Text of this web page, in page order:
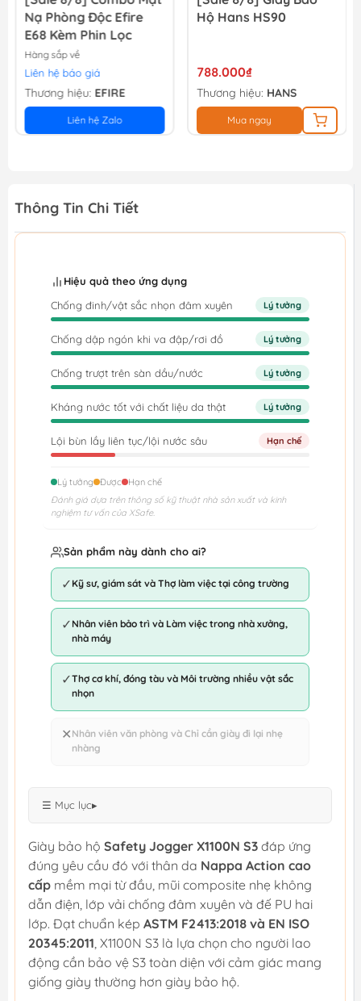
Nạ Phòng Độc Efire
E68 Kèm Phin Lọc
Hàng sắp về
Liên hệ báo giá
Thương hiệu: EFIRE
Liên hệ Zalo
Hộ Hans HS90
788.000₫
Thương hiệu: HANS
Mua ngay
Thông Tin Chi Tiết
Hiệu quả theo ứng dụng
Chống đinh/vật sắc nhọn đâm xuyên
Lý tưởng
Chống dập ngón khi va đập/rơi đồ Lý tưởng
Chống trượt trên sàn dầu/nước Lý tưởng
Kháng nước tốt với chất liệu da thật Lý tưởng
Lội bùn lầy liên tục/lội nước sâu Hạn chế
Lý tưởng Được
Hạn chế
Đánh giá dựa trên thông số kỹ thuật nhà sản xuất và kinh
nghiệm tư vấn của XSafe.
Sản phẩm này dành cho ai?
✓ Kỹ sư, giám sát và Thợ làm việc tại công trường
✓ Nhân viên bảo trì và Làm việc trong nhà xưởng,
nhà máy
✓Thợ cơ khí, đóng tàu và Môi trường nhiều vật sắc
nhọn
✕ Nhân viên văn phòng và Chỉ cần giày đi lại nhẹ
nhàng
☰ Mục lục▸
Giày bảo hộ Safety Jogger X1100N S3 đáp ứng
đúng yêu cầu đó với thân da Nappa Action cao
cấp mềm mại từ đầu, mũi composite nhẹ không
dẫn điện, lớp vải chống đâm xuyên và đế PU hai
lớp. Đạt chuẩn kép ASTM F2413:2018 và EN ISO
20345:2011, X1100N S3 là lựa chọn cho người lao
động cần bảo vệ S3 toàn diện với cảm giác mang
giống giày thường hơn giày bảo hộ.